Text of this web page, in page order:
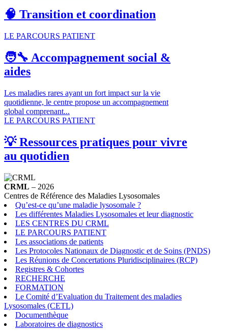
🧠 Transition et coordination
LE PARCOURS PATIENT
🧑‍🔧 Accompagnement social &
aides
Les maladies rares ayant un fort impact sur la vie
quotidienne, le centre propose un accompagnement
global comprenant...
LE PARCOURS PATIENT
💡 Ressources pratiques pour vivre
au quotidien
CRML – 2026
Centres de Référence des Maladies Lysosomales
Qu’est-ce qu’une maladie lysosomale ?
Les différentes Maladies Lysosomales et leur diagnostic
LES CENTRES DU CRML
LE PARCOURS PATIENT
Les associations de patients
Les Protocoles Nationaux de Diagnostic et de Soins (PNDS)
Les Réunions de Concertations Pluridisciplinaires (RCP)
Registres & Cohortes
RECHERCHE
FORMATION
Le Comité d’Evaluation du Traitement des maladies
Lysosomales (CETL)
Documenthèque
Laboratoires de diagnostics